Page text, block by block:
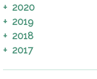
2020
2019
2018
2017